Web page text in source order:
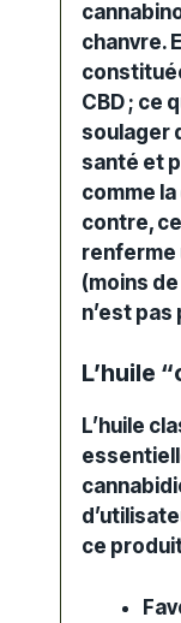
chanvre.
CBD ; ce
soulager
santé et
comme
contre,
renferme
(moins de
n’est
L’huile
L’huile
ce produit